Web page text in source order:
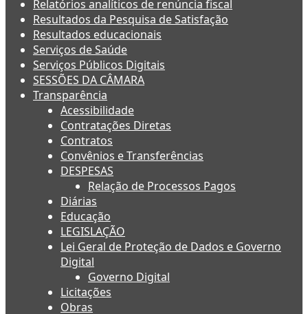
Relatórios analíticos de renúncia fiscal
Resultados da Pesquisa de Satisfação
Resultados educacionais
Serviços de Saúde
Serviços Públicos Digitais
SESSÕES DA CÂMARA
Transparência
Acessibilidade
Contratações Diretas
Contratos
Convênios e Transferências
DESPESAS
Relação de Processos Pagos
Diárias
Educação
LEGISLAÇÃO
Lei Geral de Proteção de Dados e Governo
Digital
Governo Digital
Licitações
Obras